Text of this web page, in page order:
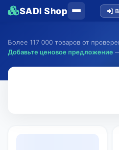
SADI Shop
Более 117 000 товаров от
Добавьте ценовое предложение